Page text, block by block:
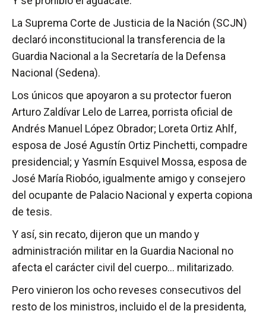
La Suprema Corte de Justicia de la Nación (SCJN)
declaró inconstitucional la transferencia de la
Guardia Nacional a la Secretaría de la Defensa
Nacional (Sedena).
Los únicos que apoyaron a su protector fueron
Arturo Zaldívar Lelo de Larrea, porrista oficial de
Andrés Manuel López Obrador; Loreta Ortiz Ahlf,
esposa de José Agustín Ortiz Pinchetti, compadre
presidencial; y Yasmín Esquivel Mossa, esposa de
José María Riobóo, igualmente amigo y consejero
del ocupante de Palacio Nacional y experta copiona
de tesis.
Y así, sin recato, dijeron que un mando y
administración militar en la Guardia Nacional no
afecta el carácter civil del cuerpo… militarizado.
Pero vinieron los ocho reveses consecutivos del
resto de los ministros, incluido el de la presidenta,